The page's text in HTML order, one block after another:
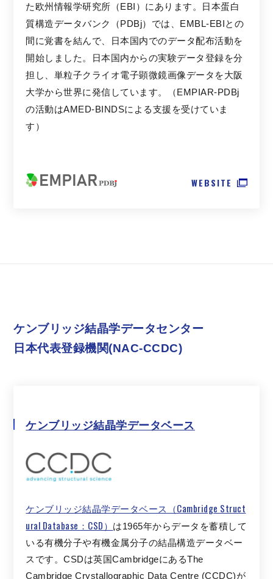
た欧州情報学研究所（EBI）にあります。日本蛋白
質構造データバンク（PDBj）では、EMBL-EBIとの
間に覚書を結んで、日本国内でのデータ配布活動を
開始しました。日本国内からの実験データ登録を分
担し、単粒子クライオ電子顕微鏡画像データを大阪
大学から世界に発信しています。（EMPIAR-PDBj
の活動はAMED-BINDSによる支援を受けていま
す）
WEBSITE
ケンブリッジ結晶学データセンター
日本代表登録機関(NAC-CCDC)
ケンブリッジ結晶学データベース
ケンブリッジ結晶学データベース（Cambridge Struct
ural Database：CSD） は1965年からデータを蓄積して
いる有機分子や有機金属分子の結晶構造データベー
スです。CSDは英国CambridgeにあるThe
Cambridge Crystallographic Data Centre (CCDC)が